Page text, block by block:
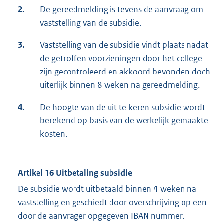
2.
De gereedmelding is tevens de aanvraag om
vaststelling van de subsidie.
3.
Vaststelling van de subsidie vindt plaats nadat
de getroffen voorzieningen door het college
zijn gecontroleerd en akkoord bevonden doch
uiterlijk binnen 8 weken na gereedmelding.
4.
De hoogte van de uit te keren subsidie wordt
berekend op basis van de werkelijk gemaakte
kosten.
Artikel 16 Uitbetaling subsidie
De subsidie wordt uitbetaald binnen 4 weken na
vaststelling en geschiedt door overschrijving op een
door de aanvrager opgegeven IBAN nummer.